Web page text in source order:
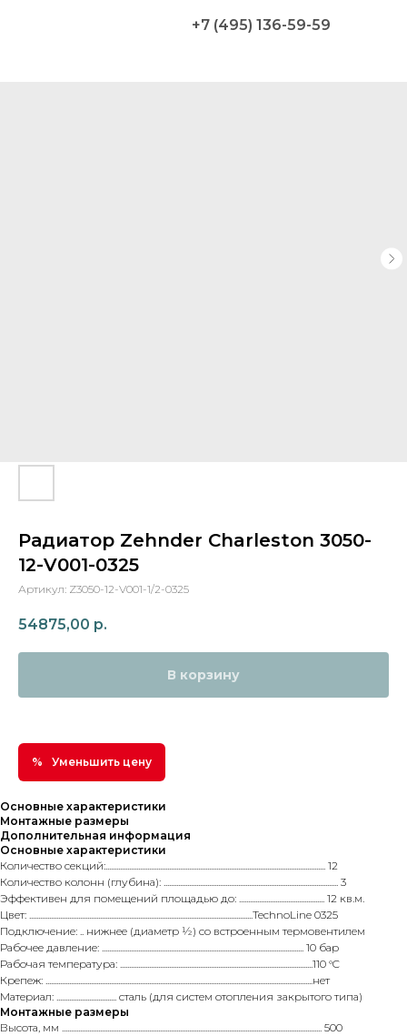
+7 (495) 136-59-59
Радиатор Zehnder Charleston 3050-
12-V001-0325
Артикул: Z3050-12-V001-1/2-0325
54875,00 р.
В корзину
Уменьшить цену
Основные характеристики
Монтажные размеры
Дополнительная информация
Основные характеристики
Количество секций:......................................................................................................................... 12
Количество колонн (глубина): ................................................................................................ 3
Эффективен для помещений площадью до: ............................................... 12 кв.м.
Цвет: ...........................................................................................................................TechnoLine 0325
Подключение: .. нижнее (диаметр ½) со встроенным термовентилем
Рабочее давление: ............................................................................................................... 10 бар
Рабочая температура: ..........................................................................................................110 °C
Крепеж: ...................................................................................................................................................нет
Материал: ................................. сталь (для систем отопления закрытого типа)
Монтажные размеры
Высота, мм ............................................................................................................................................... 500